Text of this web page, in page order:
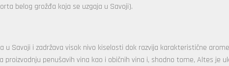
belog grožđa koja se uzgaja u Savoji).
Savoji i zadržava visok nivo kiselosti dok razvija karakteristične arome
penušavih vina kao i običnih vina i, shodno tome, Altes je